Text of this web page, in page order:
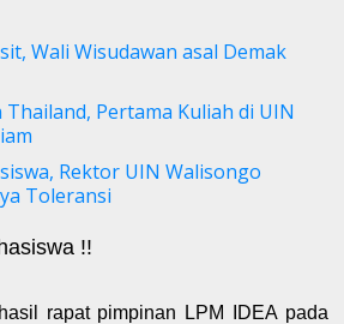
Wali Wisudawan asal Demak
Pertama Kuliah di UIN
Rektor UIN Walisongo
Toleransi
!!
rapat pimpinan LPM IDEA pada